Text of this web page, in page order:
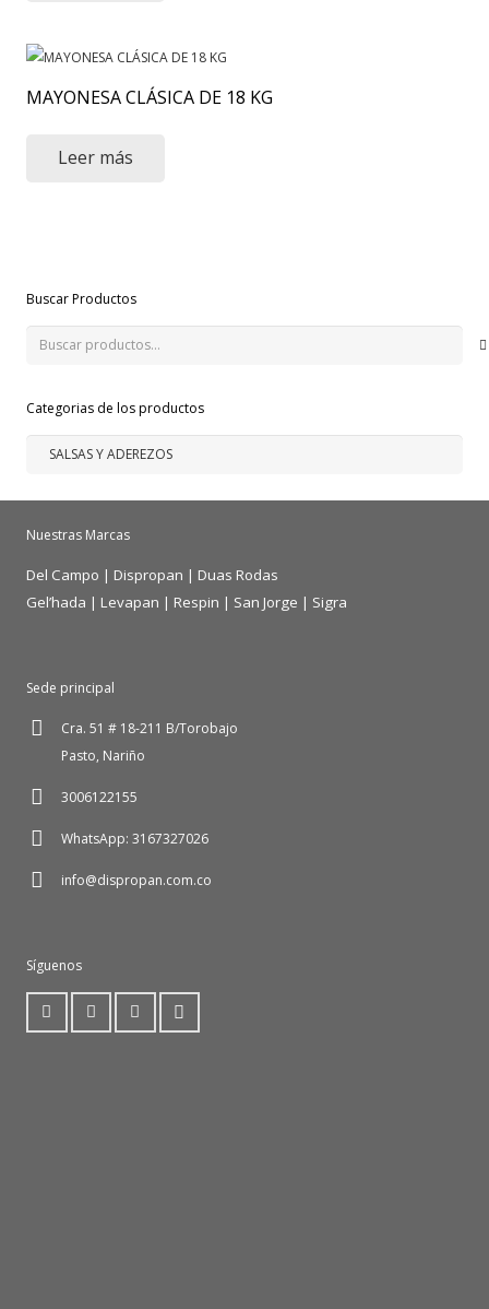
MAYONESA CLÁSICA DE 18 KG
Leer más
Buscar Productos
Categorias de los productos
Nuestras Marcas
Del Campo | Dispropan | Duas Rodas
Gel’hada | Levapan | Respin | San Jorge | Sigra
Sede principal
Cra. 51 # 18-211 B/Torobajo
Pasto, Nariño
3006122155
WhatsApp: 3167327026
info@dispropan.com.co
Síguenos